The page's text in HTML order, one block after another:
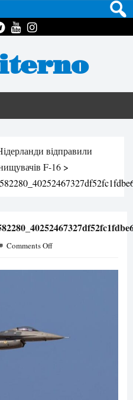
відправили
F-16 >
Comments Off